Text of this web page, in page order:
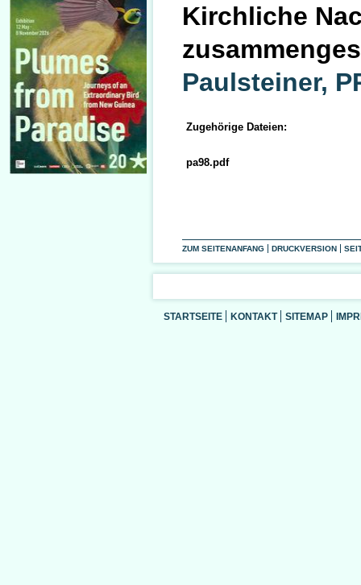
Kirchliche
Paulsteiner,
Zugehörige Dateien:
pa98.pdf
ZUM SEITENANFANG DRUCKVERSION
STARTSEITE KONTAKT SITEMAP